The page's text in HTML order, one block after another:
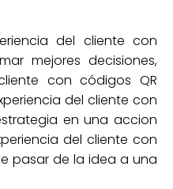
del cliente con
mejores decisiones,
con códigos QR
del cliente con
en una accion
del cliente con
pasar de la idea a una